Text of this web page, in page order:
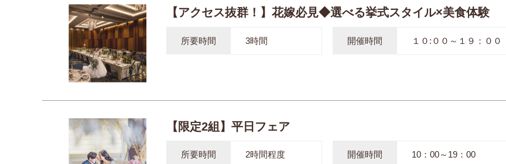
【アクセス抜群！】花嫁必見◆選べる挙式スタイル×美食体験
所要時間 3時間 開催時間 １０:００～１９：００
【限定2組】平日フェア
所要時間 2時間程度 開催時間 10：00～19：00